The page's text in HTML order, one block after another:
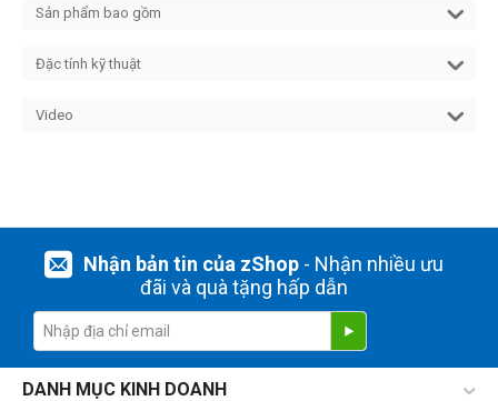
Sản phẩm bao gồm
Đặc tính kỹ thuật
Video
Nhận bản tin của zShop- Nhận nhiều ưu
đãi và quà tặng hấp dẫn
DANH MỤC KINH DOANH